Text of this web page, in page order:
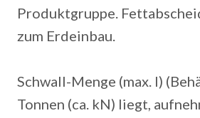
Produktgruppe.
zum Erdeinbau.
Schwall-Menge (max. l)
Tonnen (ca. kN) liegt,